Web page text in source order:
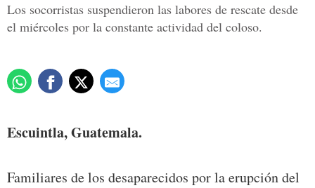
Los socorristas suspendieron las labores de rescate desde
el miércoles por la constante actividad del coloso.
Escuintla, Guatemala.
Familiares de los desaparecidos por la erupción del